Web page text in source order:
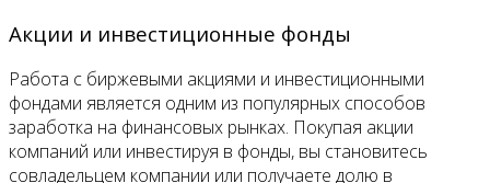
Акции и инвестиционные фонды
Работа с биржевыми акциями и инвестиционными
фондами является одним из популярных способов
заработка на финансовых рынках. Покупая акции
компаний или инвестируя в фонды, вы становитесь
совладельцем компании или получаете долю в